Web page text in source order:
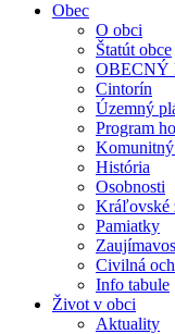
Obec
O obci
Štatút obce
OBECNÝ
Cintorín
Územný
Program
Komunitný
História
Osobnosti
Kráľovské
Pamiatky
Civilná
Info tabule
Život v obci
Aktuality